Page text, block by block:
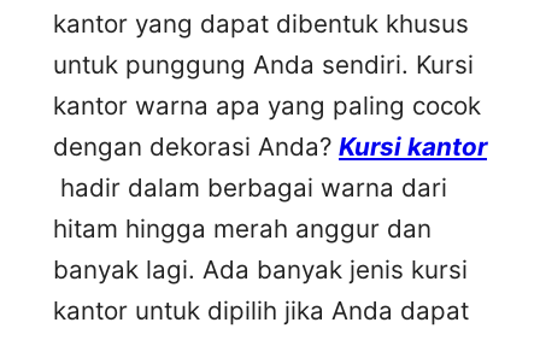
kantor yang dapat dibentuk khusus
untuk punggung Anda sendiri. Kursi
kantor warna apa yang paling cocok
dengan dekorasi Anda? Kursi kantor
hadir dalam berbagai warna dari
hitam hingga merah anggur dan
banyak lagi. Ada banyak jenis kursi
kantor untuk dipilih jika Anda dapat